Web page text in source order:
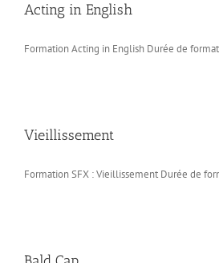
Acting in English
Formation Acting in English Durée de
Vieillissement
Formation SFX : Vieillissement Durée de